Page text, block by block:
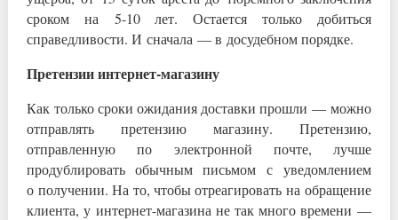
сроком на 5-10 лет. Остается только добиться
справедливости. И сначала — в досудебном порядке.
Претензии интернет-магазину
Как только сроки ожидания доставки прошли — можно
отправлять претензию магазину. Претензию,
отправленную по электронной почте, лучше
продублировать обычным письмом с уведомлением
о получении. На то, чтобы отреагировать на обращение
клиента, у интернет-магазина не так много времени —